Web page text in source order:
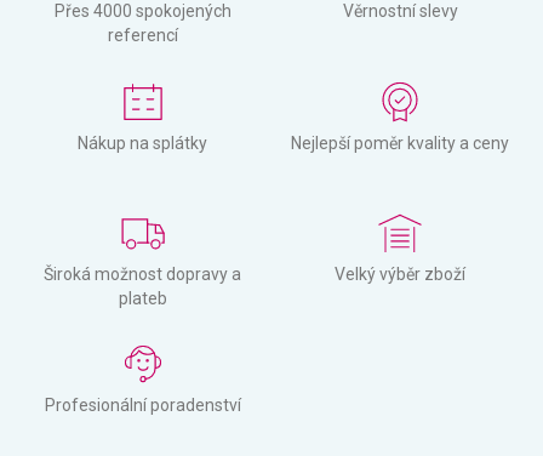
Přes 4000 spokojených
referencí
Věrnostní slevy
Nákup na splátky Nejlepší poměr kvality a ceny
Široká možnost dopravy a
plateb
Velký výběr zboží
Profesionální poradenství